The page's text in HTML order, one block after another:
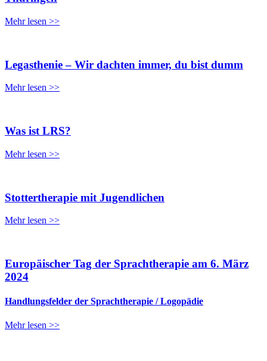
Mehr lesen >>
Legasthenie – Wir dachten immer, du bist dumm
Mehr lesen >>
Was ist LRS?
Mehr lesen >>
Stottertherapie mit Jugendlichen
Mehr lesen >>
Europäischer Tag der Sprachtherapie am 6. März
2024
Handlungsfelder der Sprachtherapie / Logopädie
Mehr lesen >>